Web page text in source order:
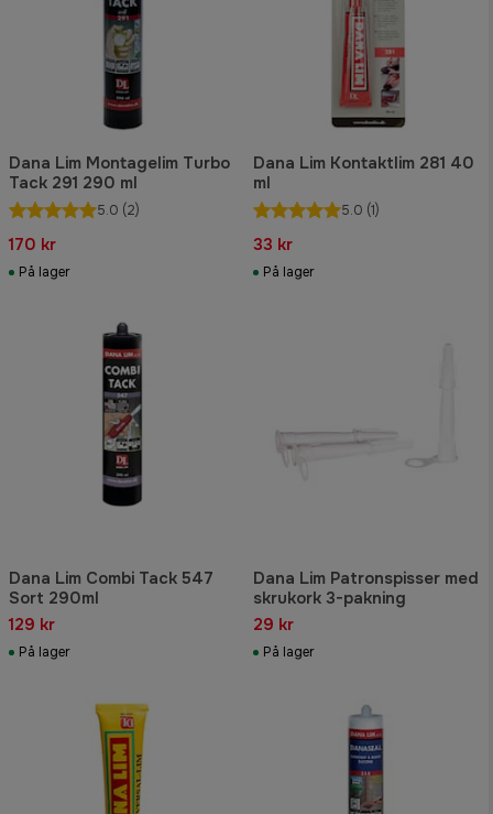
Dana Lim Montagelim Turbo
Tack 291 290 ml
5.0 (2)
170 kr
På lager
Dana Lim Kontaktlim 281 40
ml
5.0 (1)
33 kr
På lager
Dana Lim Combi Tack 547
Sort 290ml
129 kr
På lager
Dana Lim Patronspisser med
skrukork 3-pakning
29 kr
På lager